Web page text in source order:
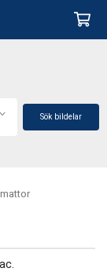
Sök bildelar